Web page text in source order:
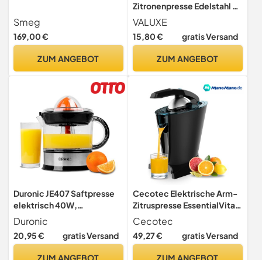
Smeg
169,00 €
ZUM ANGEBOT
Zitronenpresse Edelstahl -
Zitruspresse für Zitronen,
Limetten & Orangen mit
350ml Behälter - Manuelle
Squeezer
VALUXE
15,80 € gratis Versand
ZUM ANGEBOT
Duronic JE407 Saftpresse
elektrisch 40W,
Zitronenpresse 700ml,
Entsafter
Duronic
20,95 € gratis Versand
ZUM ANGEBOT
Cecotec Elektrische Arm-
Zitruspresse EssentialVita
Hyden 600. 600 W,
Edelstahlsieb, 2
abnehmbare Kegel,
Cecotec
49,27 € gratis Versand
ZUM ANGEBOT